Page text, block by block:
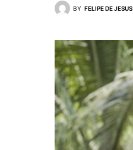
BY FELIPE DE JESUS